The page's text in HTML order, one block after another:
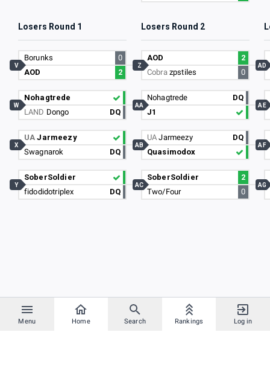
Menu Home Search Rankings Log in
Losers Round 1 Losers Round 2
Borunks
0
AOD
2
V
Nohagtrede
LAND Dongo DQ
W
UAJarmeezy
Swagnarok
DQ
X
SoberSoldier
fidodidotriplex
DQ
Y
AOD
2
Cobra zpstiles 0
Z
Nohagtrede
DQ
J1
AA
UAJarmeezy
DQ
Quasimodox
AB
SoberSoldier
2
Two/Four
0
AC
AD
AE
AF
AG